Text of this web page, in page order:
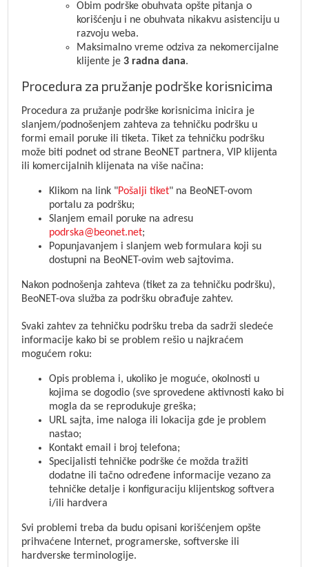
Obim podrške obuhvata opšte pitanja o
korišćenju i ne obuhvata nikakvu asistenciju u
razvoju weba.
Maksimalno vreme odziva za nekomercijalne
klijente je3 radna dana.
Procedura za pružanje podrške korisnicima
Procedura za pružanje podrške korisnicima inicira je
slanjem/podnošenjem zahteva za tehničku podršku u
formi email poruke ili tiketa. Tiket za tehničku podršku
može biti podnet od strane BeoNET partnera, VIP klijenta
ili komercijalnih klijenata na više načina:
Klikom na link "Pošalji tiket" na BeoNET-ovom
portalu za podršku;
Slanjem email poruke na adresu
podrska@beonet.net;
Popunjavanjem i slanjem web formulara koji su
dostupni na BeoNET-ovim web sajtovima.
Nakon podnošenja zahteva (tiket za za tehničku podršku),
BeoNET-ova služba za podršku obrađuje zahtev.
Svaki zahtev za tehničku podršku treba da sadrži sledeće
informacije kako bi se problem rešio u najkraćem
mogućem roku:
Opis problema i, ukoliko je moguće, okolnosti u
kojima se dogodio (sve sprovedene aktivnosti kako bi
mogla da se reprodukuje greška;
URL sajta, ime naloga ili lokacija gde je problem
nastao;
Kontakt email i broj telefona;
Specijalisti tehničke podrške će možda tražiti
dodatne ili tačno određene informacije vezano za
tehničke detalje i konfiguraciju klijentskog softvera
i/ili hardvera
Svi problemi treba da budu opisani korišćenjem opšte
prihvaćene Internet, programerske, softverske ili
hardverske terminologije.